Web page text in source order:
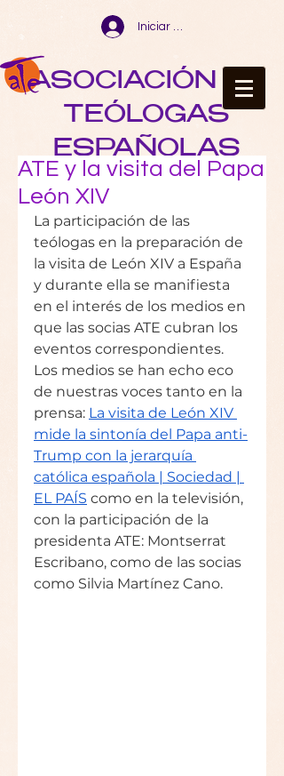
Iniciar sesión
ASOCIACIÓN DE
TEÓLOGAS
ESPAÑOLAS
ATE y la visita del Papa
León XIV
La participación de las
teólogas en la preparación de
la visita de León XIV a España
y durante ella se manifiesta
en el interés de los medios en
que las socias ATE cubran los
eventos correspondientes.
Los medios se han echo eco
de nuestras voces tanto en la
prensa: La visita de León XIV
mide la sintonía del Papa anti-
Trump con la jerarquía
católica española | Sociedad |
EL PAÍS como en la televisión,
con la participación de la
presidenta ATE: Montserrat
Escribano, como de las socias
como Silvia Martínez Cano.